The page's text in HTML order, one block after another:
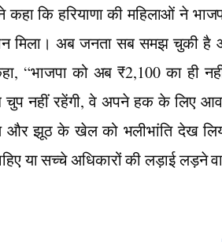
कि हरियाणा की महिलाओं ने
मिला। अब जनता सब समझ चुकी है
“भाजपा को अब ₹2,100 का ही
चुप नहीं रहेंगी, वे अपने हक के लिए
और झूठ के खेल को भलीभांति देख
या सच्चे अधिकारों की लड़ाई लड़ने